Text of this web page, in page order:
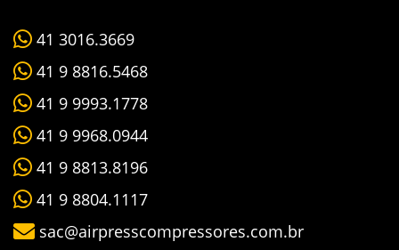
41 3016.3669
41 9 8816.5468
41 9 9993.1778
41 9 9968.0944
41 9 8813.8196
41 9 8804.1117
sac@airpresscompressores.com.br